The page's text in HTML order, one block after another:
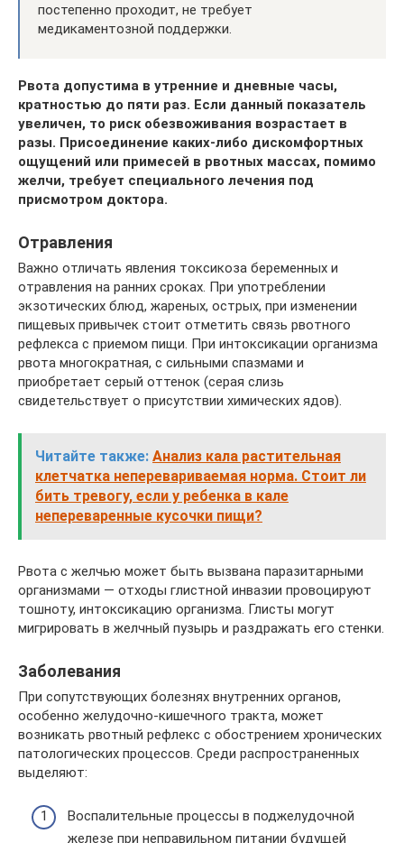
постепенно проходит, не требует
медикаментозной поддержки.
Рвота допустима в утренние и дневные часы,
кратностью до пяти раз. Если данный показатель
увеличен, то риск обезвоживания возрастает в
разы. Присоединение каких-либо дискомфортных
ощущений или примесей в рвотных массах, помимо
желчи, требует специального лечения под
присмотром доктора.
Отравления
Важно отличать явления токсикоза беременных и
отравления на ранних сроках. При употреблении
экзотических блюд, жареных, острых, при изменении
пищевых привычек стоит отметить связь рвотного
рефлекса с приемом пищи. При интоксикации организма
рвота многократная, с сильными спазмами и
приобретает серый оттенок (серая слизь
свидетельствует о присутствии химических ядов).
Читайте также: Анализ кала растительная
клетчатка неперевариваемая норма. Стоит ли
бить тревогу, если у ребенка в кале
непереваренные кусочки пищи?
Рвота с желчью может быть вызвана паразитарными
организмами — отходы глистной инвазии провоцируют
тошноту, интоксикацию организма. Глисты могут
мигрировать в желчный пузырь и раздражать его стенки.
Заболевания
При сопутствующих болезнях внутренних органов,
особенно желудочно-кишечного тракта, может
возникать рвотный рефлекс с обострением хронических
патологических процессов. Среди распространенных
выделяют:
Воспалительные процессы в поджелудочной
железе при неправильном питании будущей